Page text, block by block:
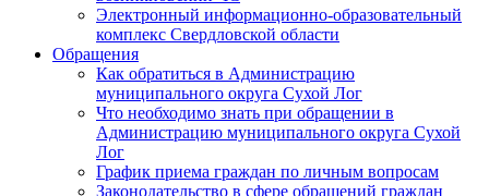
Электронный информационно-образовательный
комплекс Свердловской области
Обращения
Как обратиться в Администрацию
муниципального округа Сухой Лог
Что необходимо знать при обращении в
Администрацию муниципального округа Сухой
Лог
График приема граждан по личным вопросам
Законодательство в сфере обращений граждан